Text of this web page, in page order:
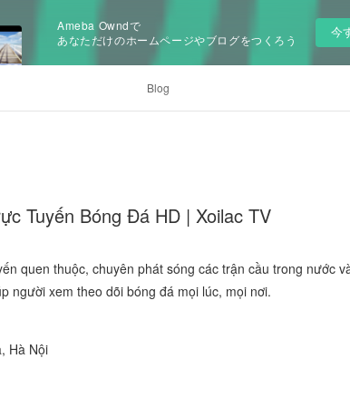
Ameba Owndで
あなただけのホームページやブログをつくろう
今
Blog
Tuyến Bóng Đá HD | Xoilac TV
quen thuộc, chuyên phát sóng các trận cầu trong nước
người xem theo dõi bóng đá mọi lúc, mọi nơi.
Hà Nội